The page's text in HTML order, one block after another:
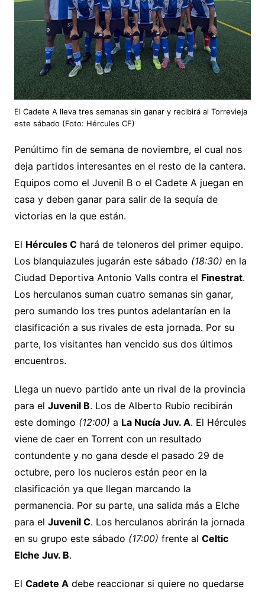
El Cadete A lleva tres semanas sin ganar y recibirá al Torrevieja
este sábado (Foto: Hércules CF)
Penúltimo fin de semana de noviembre, el cual nos
deja partidos interesantes en el resto de la cantera.
Equipos como el Juvenil B o el Cadete A juegan en
casa y deben ganar para salir de la sequía de
victorias en la que están.
El Hércules Chará de teloneros del primer equipo.
Los blanquiazules jugarán este sábado (18:30) en la
Ciudad Deportiva Antonio Valls contra el Finestrat.
Los herculanos suman cuatro semanas sin ganar,
pero sumando los tres puntos adelantarían en la
clasificación a sus rivales de esta jornada. Por su
parte, los visitantes han vencido sus dos últimos
encuentros.
Llega un nuevo partido ante un rival de la provincia
para el Juvenil B. Los de Alberto Rubio recibirán
este domingo (12:00) a La Nucía Juv. A. El Hércules
viene de caer en Torrent con un resultado
contundente y no gana desde el pasado 29 de
octubre, pero los nucieros están peor en la
clasificación ya que llegan marcando la
permanencia. Por su parte, una salida más a Elche
para el Juvenil C. Los herculanos abrirán la jornada
en su grupo este sábado (17:00) frente al Celtic
Elche Juv. B.
El Cadete A debe reaccionar si quiere no quedarse